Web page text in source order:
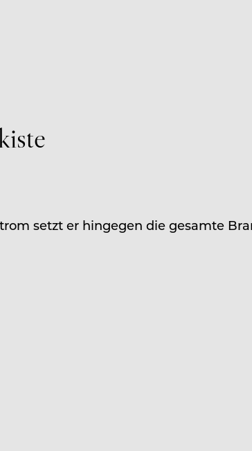
setzt er hingegen die gesamte